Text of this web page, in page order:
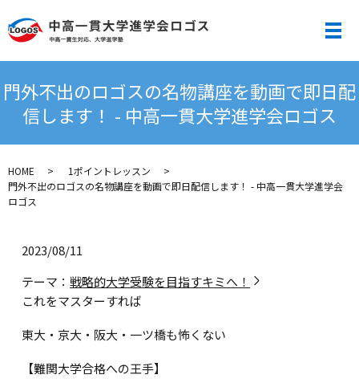
メ
門外不出のロゴスの名物講座を動画で即日配
信します！ - 中高一貫大学進学会ロゴス
HOME
1ポイントレッスン
門外不出のロゴスの名物講座を動画で即日配信します！ - 中高一貫大学進学会
ロゴス
2023/08/11
テーマ：戦略的大学受験を目指すキミへ！
これをマスターすれば
東大・京大・阪大・一ツ橋も怖くない
【難関大学合格への王手】